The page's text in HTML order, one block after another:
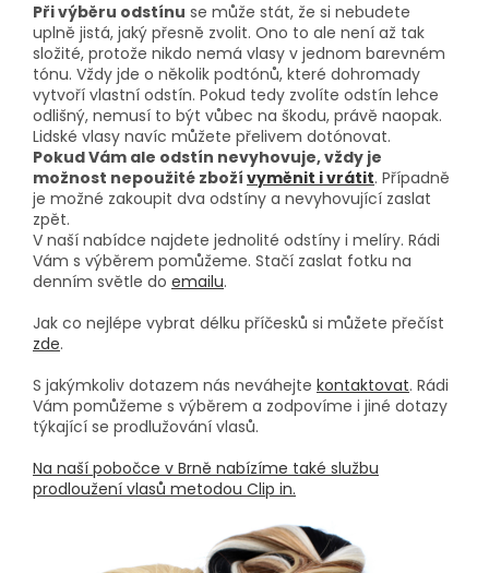
Při výběru odstínu se může stát, že si nebudete
uplně jistá, jaký přesně zvolit. Ono to ale není až tak
složité, protože nikdo nemá vlasy v jednom barevném
tónu. Vždy jde o několik podtónů, které dohromady
vytvoří vlastní odstín. Pokud tedy zvolíte odstín lehce
odlišný, nemusí to být vůbec na škodu, právě naopak.
Lidské vlasy navíc můžete přelivem dotónovat.
Pokud Vám ale odstín nevyhovuje, vždy je
možnost nepoužité zboží vyměnit i vrátit. Případně
je možné zakoupit dva odstíny a nevyhovující zaslat
zpět.
V naší nabídce najdete jednolité odstíny i melíry. Rádi
Vám s výběrem pomůžeme. Stačí zaslat fotku na
denním světle do emailu.
Jak co nejlépe vybrat délku příčesků si můžete přečíst
zde.
S jakýmkoliv dotazem nás neváhejte kontaktovat. Rádi
Vám pomůžeme s výběrem a zodpovíme i jiné dotazy
týkající se prodlužování vlasů.
Na naší pobočce v Brně nabízíme také službu
prodloužení vlasů metodou Clip in.